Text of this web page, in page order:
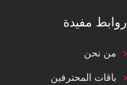
روابط مفيدة
من نحن
باقات المحترفين